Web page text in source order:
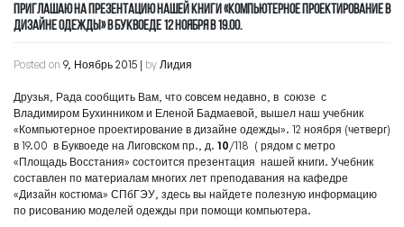
ПРИГЛАШАЮ НА ПРЕЗЕНТАЦИЮ НАШЕЙ КНИГИ «КОМПЬЮТЕРНОЕ ПРОЕКТИРОВАНИЕ В
ДИЗАЙНЕ ОДЕЖДЫ» В БУКВОЕДЕ 12 НОЯБРЯ В 19.00.
Posted on 9, Ноябрь 2015 | by Лидия
Друзья, Рада сообщить Вам, что совсем недавно, в союзе с
Владимиром Бухинником и Еленой Бадмаевой, вышел наш учебник
«Компьютерное проектирование в дизайне одежды». 12 ноября (четверг)
в 19.00 в Буквоеде на Лиговском пр., д. 10/118 ( рядом с метро
«Площадь Восстания» состоится презентация нашей книги. Учебник
составлен по материалам многих лет преподавания на кафедре
«Дизайн костюма» СПбГЭУ, здесь вы найдете полезную информацию
по рисованию моделей одежды при помощи компьютера.